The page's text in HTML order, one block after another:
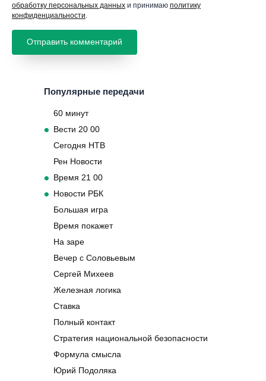
обработку персональных данных и принимаю политику
конфиденциальности
Популярные передачи
60 минут
Вести 20 00
Сегодня НТВ
Рен Новости
Время 21 00
Новости РБК
Большая игра
Время покажет
На заре
Вечер с Соловьевым
Сергей Михеев
Железная логика
Ставка
Полный контакт
Стратегия национальной безопасности
Формула смысла
Юрий Подоляка